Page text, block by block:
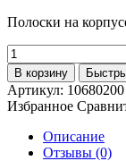
Полоски на
В корзину
Артикул: 10680200
Избранное
Описание
Отзывы (0)